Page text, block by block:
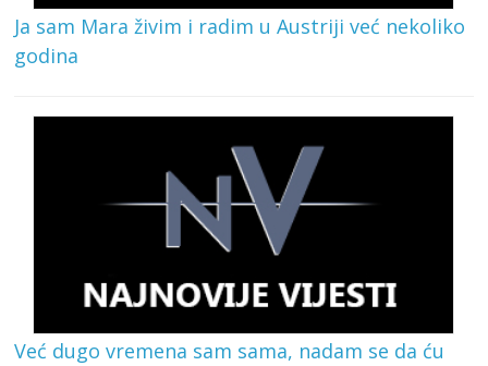
Ja sam Mara živim i radim u Austriji već nekoliko
godina
Već dugo vremena sam sama, nadam se da ću